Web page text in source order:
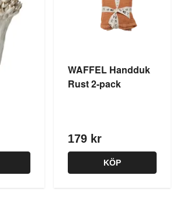
WAFFEL Handduk
Rust 2-pack
179 kr
KÖP